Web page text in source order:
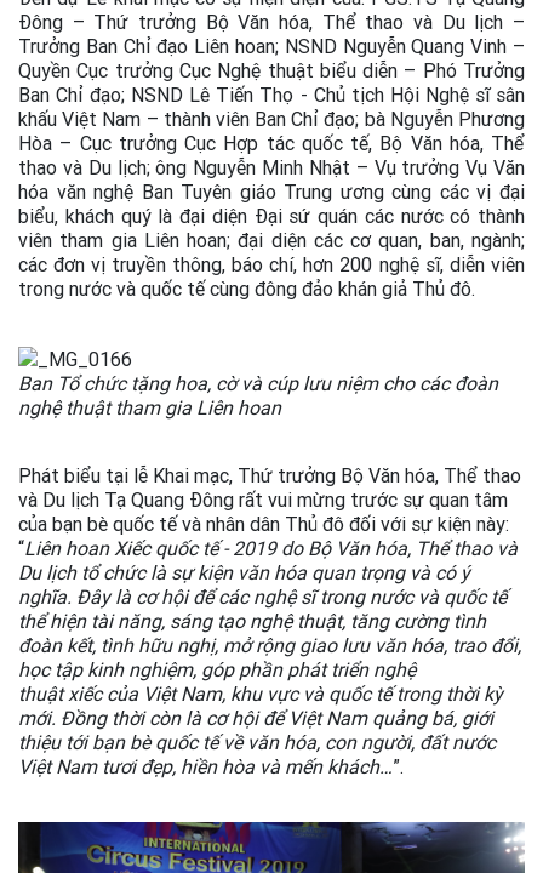
Đông – Thứ trưởng Bộ Văn hóa, Thể thao và Du lịch –
Trưởng Ban Chỉ đạo Liên hoan; NSND Nguyễn Quang Vinh –
Quyền Cục trưởng Cục Nghệ thuật biểu diễn – Phó Trưởng
Ban Chỉ đạo; NSND Lê Tiến Thọ - Chủ tịch Hội Nghệ sĩ sân
khấu Việt Nam – thành viên Ban Chỉ đạo; bà Nguyễn Phương
Hòa – Cục trưởng Cục Hợp tác quốc tế, Bộ Văn hóa, Thể
thao và Du lịch; ông Nguyễn Minh Nhật – Vụ trưởng Vụ Văn
hóa văn nghệ Ban Tuyên giáo Trung ương cùng các vị đại
biểu, khách quý là đại diện Đại sứ quán các nước có thành
viên tham gia Liên hoan; đại diện các cơ quan, ban, ngành;
các đơn vị truyền thông, báo chí, hơn 200 nghệ sĩ, diễn viên
trong nước và quốc tế cùng đông đảo khán giả Thủ đô.
Ban Tổ chức tặng hoa, cờ và cúp lưu niệm cho các đoàn
nghệ thuật tham gia Liên hoan
Phát biểu tại lễ Khai mạc, Thứ trưởng Bộ Văn hóa, Thể thao
và Du lịch Tạ Quang Đông rất vui mừng trước sự quan tâm
của bạn bè quốc tế và nhân dân Thủ đô đối với sự kiện này:
“Liên hoan Xiếc quốc tế - 2019 do Bộ Văn hóa, Thể thao và
Du lịchtổ chứclà sự kiện văn hóa quan trọngvà có ý
nghĩa. Đây là cơ hội để các nghệ sĩ trong nước và quốc tế
thể hiện tài năng, sáng tạo nghệ thuật, tăng cường tình
đoàn kết, tìnhhữu nghị, mở rộng giao lưu văn hóa, trao đổi,
học tập kinh nghiệm, góp phần phát triển nghệ
thuậtxiếccủa Việt Nam, khu vực và quốc tế trong thời kỳ
mới. Đồng thờicòn là cơ hội đểViệt Nam quảng bá, giới
thiệu tới bạn bè quốc tế về văn hóa, con người, đất nước
Việt Nam tươi đẹp, hiền hòa và mến khách…”.